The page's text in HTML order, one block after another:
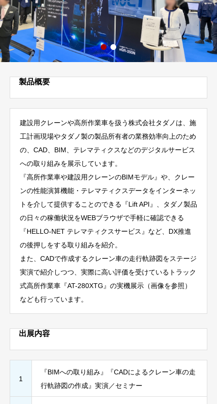
製品概要
建設用クレーンや高所作業車を扱う株式会社タダノは、施
工計画現場やタダノ製の製品所有者の業務効率向上のため
の、CAD、BIM、テレマティクスなどのデジタルサービス
への取り組みを展示しています。
『高所作業車や建設用クレーンのBIMモデル』や、クレー
ンの性能演算機能・テレマティクスデータをインターネッ
トを介して提供することのできる『Lift API』、タダノ製品
の日々の稼働状況をWEBブラウザで手軽に確認できる
『HELLO-NET テレマティクスサービス』など、DX推進
の後押しをする取り組みを紹介。
また、CADで作成するクレーン車の走行軌跡図をステージ
実演で紹介しつつ、実際に高い評価を受けているトラック
式高所作業車『AT-280XTG』の実機展示（画像を参照）
なども行っています。
出展内容
1
『BIMへの取り組み』『CADによるクレーン車の走
行軌跡図の作成』実演／セミナー